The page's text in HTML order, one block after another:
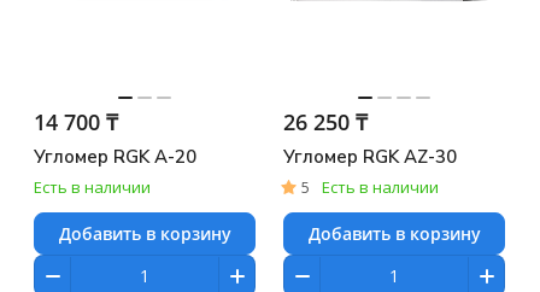
14 700 ₸
Угломер RGK A-20
Есть в наличии
Добавить в корзину
26 250 ₸
Угломер RGK AZ-30
5 Есть в наличии
Добавить в корзину